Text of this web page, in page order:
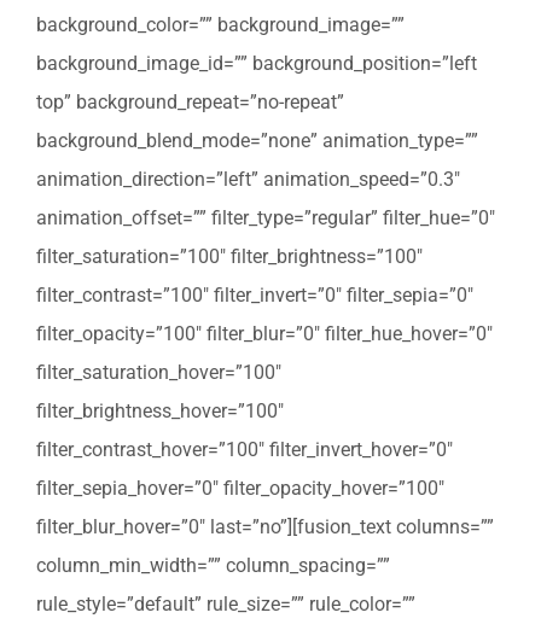
background_color=”” background_image=””
background_image_id=”” background_position=”left
top” background_repeat=”no-repeat”
background_blend_mode=”none” animation_type=””
animation_direction=”left” animation_speed=”0.3″
animation_offset=”” filter_type=”regular” filter_hue=”0″
filter_saturation=”100″ filter_brightness=”100″
filter_contrast=”100″ filter_invert=”0″ filter_sepia=”0″
filter_opacity=”100″ filter_blur=”0″ filter_hue_hover=”0″
filter_saturation_hover=”100″
filter_brightness_hover=”100″
filter_contrast_hover=”100″ filter_invert_hover=”0″
filter_sepia_hover=”0″ filter_opacity_hover=”100″
filter_blur_hover=”0″ last=”no”][fusion_text columns=””
column_min_width=”” column_spacing=””
rule_style=”default” rule_size=”” rule_color=””